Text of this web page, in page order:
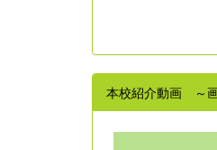
本校紹介動画 ～